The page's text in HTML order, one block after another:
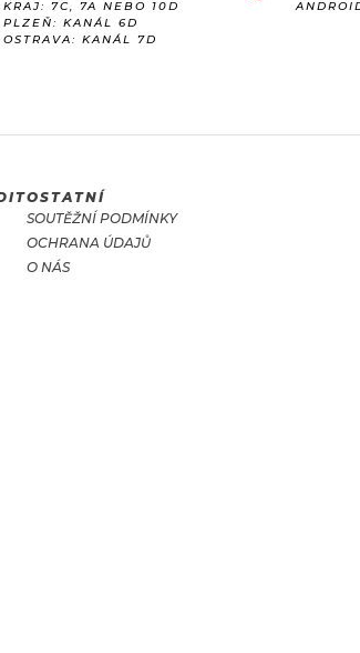
KRAJ: 7C, 7A NEBO 10D
PLZEŇ: KANÁL 6D
OSTRAVA: KANÁL 7D
OSTATNÍ
SOUTĚŽNÍ PODMÍNKY
OCHRANA ÚDAJŮ
O NÁS